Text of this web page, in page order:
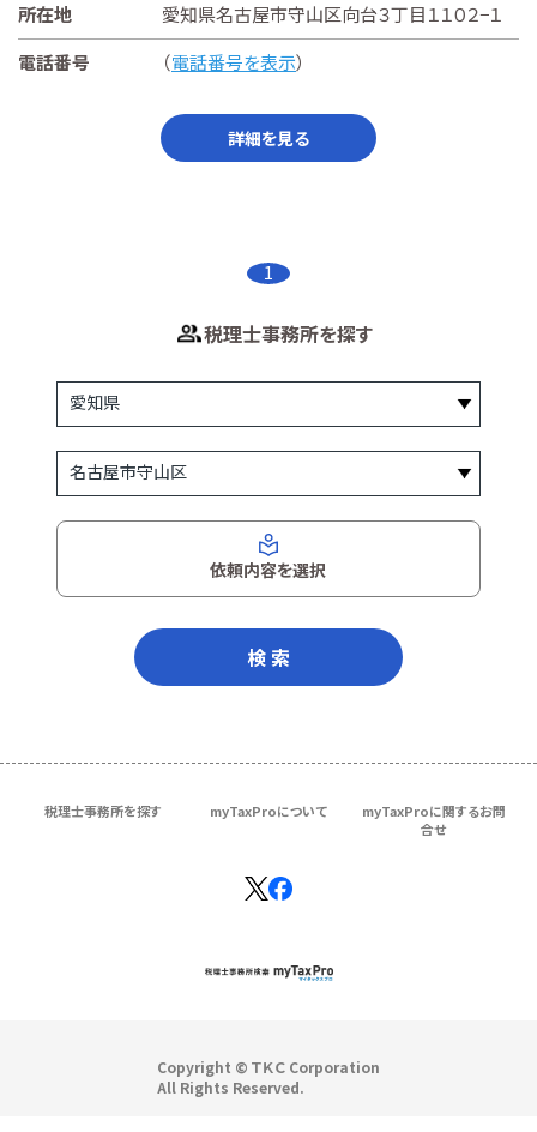
所在地
愛知県名古屋市守山区向台３丁目１１０２−１
電話番号
（電話番号を表示）
詳細を見る
1
税理士事務所を探す
依頼内容を選択
検 索
税理士事務所を探す myTaxProについて
myTaxProに関するお問
合せ
Copyright © ＴＫＣ Corporation
All Rights Reserved.